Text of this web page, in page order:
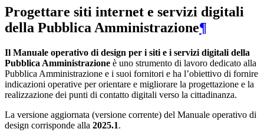
Progettare siti internet e servizi digitali
della Pubblica Amministrazione¶
Il Manuale operativo di design per i siti e i servizi digitali della
Pubblica Amministrazione è uno strumento di lavoro dedicato alla
Pubblica Amministrazione e i suoi fornitori e ha l’obiettivo di fornire
indicazioni operative per orientare e migliorare la progettazione e la
realizzazione dei punti di contatto digitali verso la cittadinanza.
La versione aggiornata (versione corrente) del Manuale operativo di
design corrisponde alla 2025.1.